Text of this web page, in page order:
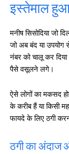
इस्तेमाल
मनीष सिसोदिया जो
जो अब बंद या उपयोग
नंबर को चालू कर
पैसे वसूलने लगे।
ऐसे लोगों का मकसद
के करीब हैं या किसी
फायदे के लिए ठगी
ठगी का अंदाज